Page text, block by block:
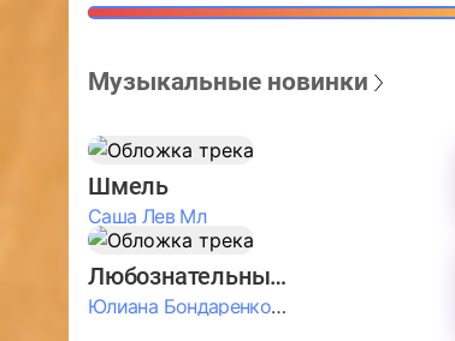
Музыкальные новинки
Шмель
Саша Лев Мл
Любознательные Дети
Юлиана Бондаренко & Амелия Колпакова & Егор Егоров & Валерия Шевченко & Ксюша Косичкина